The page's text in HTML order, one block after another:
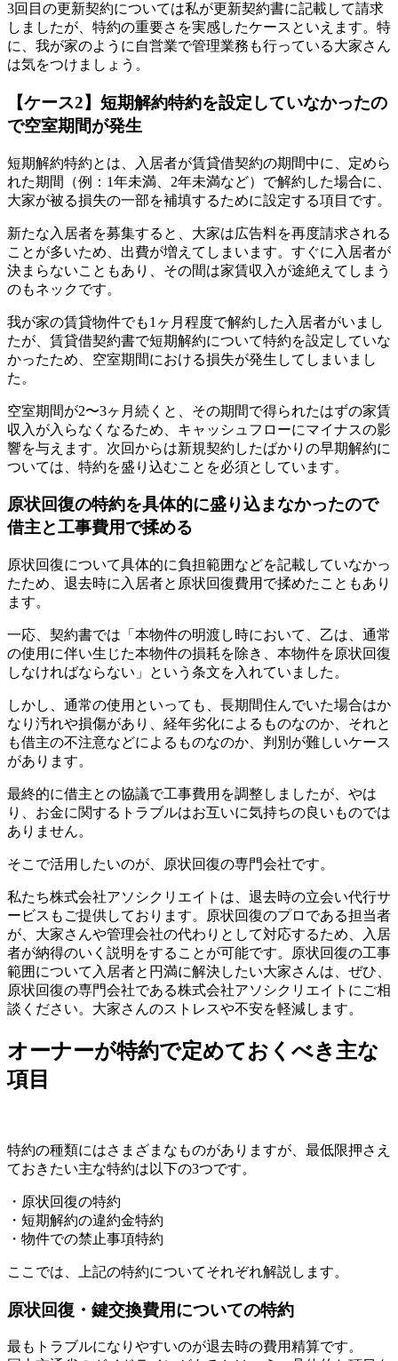
3回目の更新契約については私が更新契約書に記載して請求
しましたが、特約の重要さを実感したケースといえます。特
に、我が家のように自営業で管理業務も行っている大家さん
は気をつけましょう。
【ケース2】短期解約特約を設定していなかったの
で空室期間が発生
短期解約特約とは、入居者が賃貸借契約の期間中に、定めら
れた期間（例：1年未満、2年未満など）で解約した場合に、
大家が被る損失の一部を補填するために設定する項目です。
新たな入居者を募集すると、大家は広告料を再度請求される
ことが多いため、出費が増えてしまいます。すぐに入居者が
決まらないこともあり、その間は家賃収入が途絶えてしまう
のもネックです。
我が家の賃貸物件でも1ヶ月程度で解約した入居者がいまし
たが、賃貸借契約書で短期解約について特約を設定していな
かったため、空室期間における損失が発生してしまいまし
た。
空室期間が2〜3ヶ月続くと、その期間で得られたはずの家賃
収入が入らなくなるため、キャッシュフローにマイナスの影
響を与えます。次回からは新規契約したばかりの早期解約に
ついては、特約を盛り込むことを必須としています。
原状回復の特約を具体的に盛り込まなかったので
借主と工事費用で揉める
原状回復について具体的に負担範囲などを記載していなかっ
たため、退去時に入居者と原状回復費用で揉めたこともあり
ます。
一応、契約書では「本物件の明渡し時において、乙は、通常
の使用に伴い生じた本物件の損耗を除き、本物件を原状回復
しなければならない」という条文を入れていました。
しかし、通常の使用といっても、長期間住んでいた場合はか
なり汚れや損傷があり、経年劣化によるものなのか、それと
も借主の不注意などによるものなのか、判別が難しいケース
があります。
最終的に借主との協議で工事費用を調整しましたが、やは
り、お金に関するトラブルはお互いに気持ちの良いものでは
ありません。
そこで活用したいのが、原状回復の専門会社です。
私たち株式会社アソシクリエイトは、退去時の立会い代行サ
ービスもご提供しております。原状回復のプロである担当者
が、大家さんや管理会社の代わりとして対応するため、入居
者が納得のいく説明をすることが可能です。原状回復の工事
範囲について入居者と円満に解決したい大家さんは、ぜひ、
原状回復の専門会社である株式会社アソシクリエイトにご相
談ください。大家さんのストレスや不安を軽減します。
オーナーが特約で定めておくべき主な
項目
特約の種類にはさまざまなものがありますが、最低限押さえ
ておきたい主な特約は以下の3つです。
・原状回復の特約
・短期解約の違約金特約
・物件での禁止事項特約
ここでは、上記の特約についてそれぞれ解説します。
原状回復・鍵交換費用についての特約
最もトラブルになりやすいのが退去時の費用精算です。